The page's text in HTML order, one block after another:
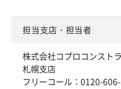
担当支店・担当者
株式会社コプロコンスト
札幌支店
フリーコール：0120-